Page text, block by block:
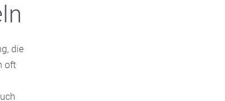
die
oft